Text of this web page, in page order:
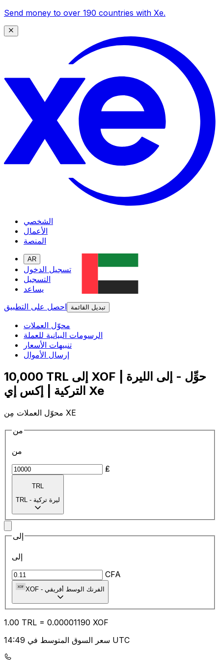
Send money to over 190 countries with Xe.
الشخصي
الأعمال
المنصة
AR
تسجيل الدخول
التسجيل
يساعد
احصل على التطبيق
تبديل القائمة
محوّل العملات
الرسومات البيانية للعملة
تنبيهات الأسعار
إرسال الأموال
10,000 TRL إلى XOF | حوِّل - إلى الليرة
التركية | إكس إي Xe
محوّل العملات مِن XE
من
من
₤
TRL
TRL - ليرة تركية
إلى
إلى
CFA
XOF - الفرنك الوسط أفريقي
1.00 TRL = 0.00001190 XOF
سعر السوق المتوسط في 14:49 UTC